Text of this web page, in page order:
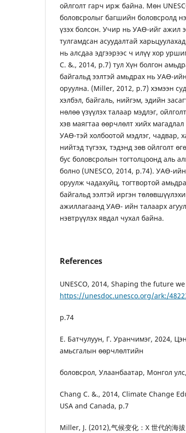
ойлголт гарч ирж байна. Мөн
боловсролыг багшийн боловсролд
үзэх болсон. Учир нь УАӨ-ийг ажил
тулгамдсан асуудалтай
нь алсдаа эдгээрээс ч илүү хор
C. &., 2014, p.7) тул Хүн болгон
байгальд ээлтэй амьдрах нь УАӨ-
оруулна. (Miller, 2012, p.7) хэмээн
хэлбэл, байгаль, нийгэм, эдийн
нөлөө үзүүлэх талаар мэдлэг,
хэв маягтаа өөрчлөлт хийх
УАӨ-тэй холбоотой мэдлэг, чадвар,
нийтэд түгээх, тэдэнд зөв ойлголт
бус боловсролын тогтолцоонд аль
болно (UNESCO, 2014, p.74). УАӨ-
оруулж чадахуйц, тогтвортой
байгальд ээлтэй иргэн
ажиллагаанд УАӨ- ийн талаарх
нэвтрүүлэх явдал чухал байна.
References
UNESCO, 2014, Shaping the future
https://unesdoc.unesco.org/ark:/
p.74
Е. Батчулуун, Г. Уранчимэг, 2024,
амьсгалын өөрчлөлтийн
боловсрол, Улаанбаатар, Монгол
Chang C. &., 2014, Climate Change
USA and Canada, p.7
Miller, J. (2012),气候变化：X 世代的海